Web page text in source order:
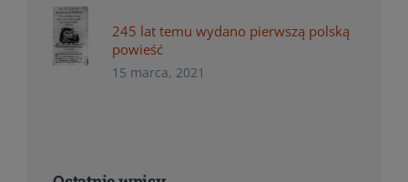
245 lat temu wydano pierwszą polską
powieść
15 marca, 2021